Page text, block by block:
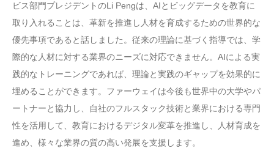
ビス部門プレジデントのLi Pengは、AIとビッグデータを教育に
取り入れることは、革新を推進し人材を育成するための世界的な
優先事項であると話しました。従来の理論に基づく指導では、学
際的な人材に対する業界のニーズに対応できません。AIによる実
践的なトレーニングであれば、理論と実践のギャップを効果的に
埋めることができます。ファーウェイは今後も世界中の大学やパ
ートナーと協力し、自社のフルスタック技術と業界における専門
性を活用して、教育におけるデジタル変革を推進し、人材育成を
進め、様々な業界の質の高い発展を支援します。